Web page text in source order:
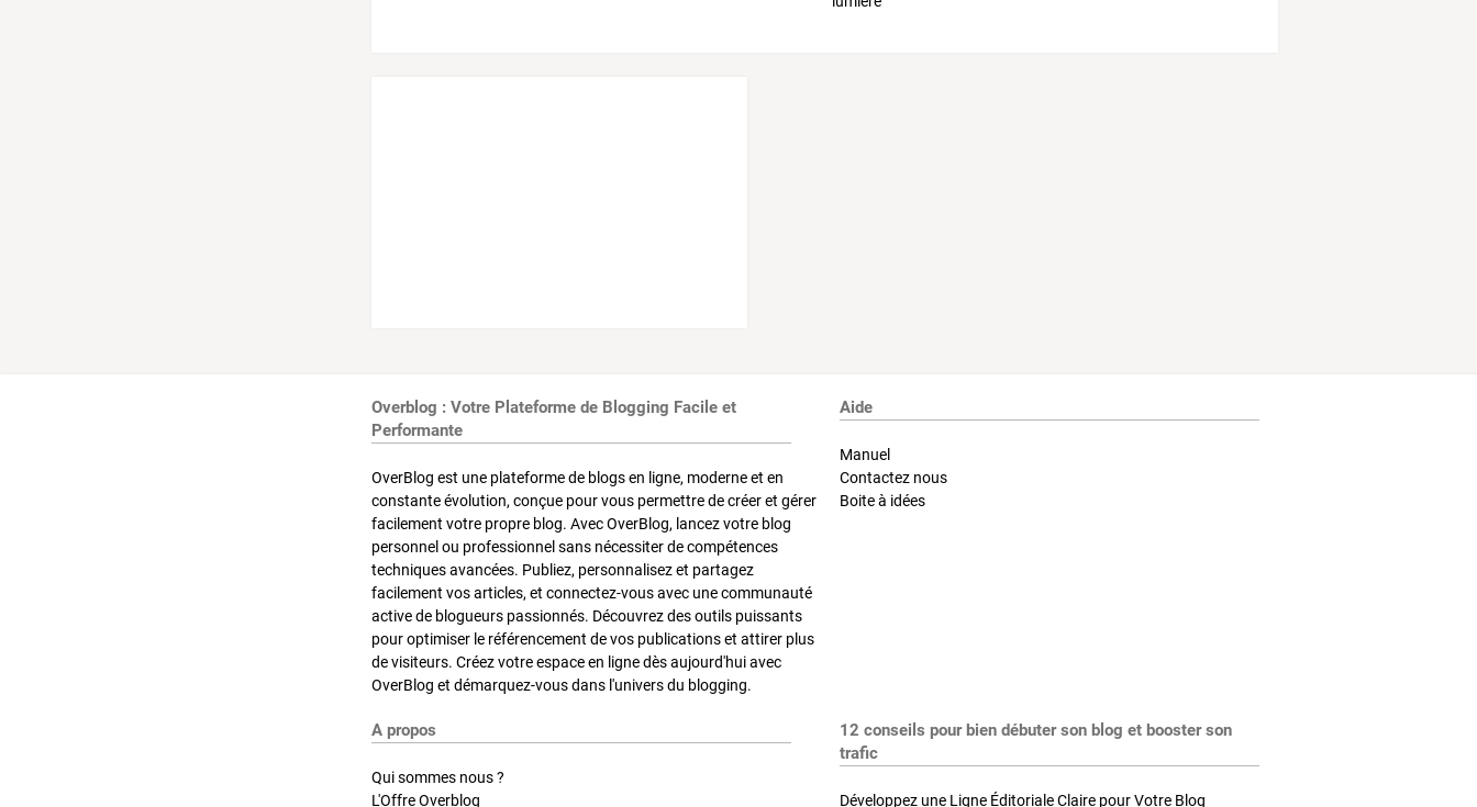
Overblog : Votre Plateforme de Blogging Facile et
Performante
OverBlog est une plateforme de blogs en ligne, moderne et en
constante évolution, conçue pour vous permettre de créer et gérer
facilement votre propre blog. Avec OverBlog, lancez votre blog
personnel ou professionnel sans nécessiter de compétences
techniques avancées. Publiez, personnalisez et partagez
facilement vos articles, et connectez-vous avec une communauté
active de blogueurs passionnés. Découvrez des outils puissants
pour optimiser le référencement de vos publications et attirer plus
de visiteurs. Créez votre espace en ligne dès aujourd'hui avec
OverBlog et démarquez-vous dans l'univers du blogging.
Aide
Manuel
Contactez nous
Boite à idées
A propos
Qui sommes nous ?
L'Offre Overblog
12 conseils pour bien débuter son blog et booster son
trafic
Développez une Ligne Éditoriale Claire pour Votre Blog